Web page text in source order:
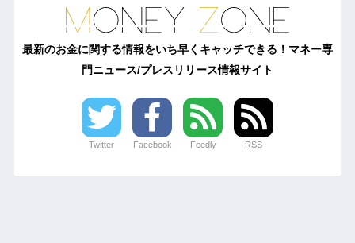
最新のお金に関する情報をいち早くキャッチできる！マネー専
門ニュース/プレスリリース情報サイト
Twitter Facebook Feedly RSS